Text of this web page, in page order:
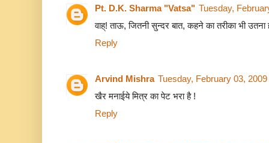
Pt. D.K. Sharma "Vatsa" Tuesday,
वाह्! ताऊ, जितनी सुन्दर बात, कहने का तरीका भी उतना
Reply
Arvind Mishra Tuesday, February 03,
खैर मनाईये मित्र का पेट भरा है !
Reply